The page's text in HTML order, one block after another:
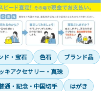
ド・宝石 色石
ブランド品
キアクセサリー・真珠
通・記念・中国切手
はがき